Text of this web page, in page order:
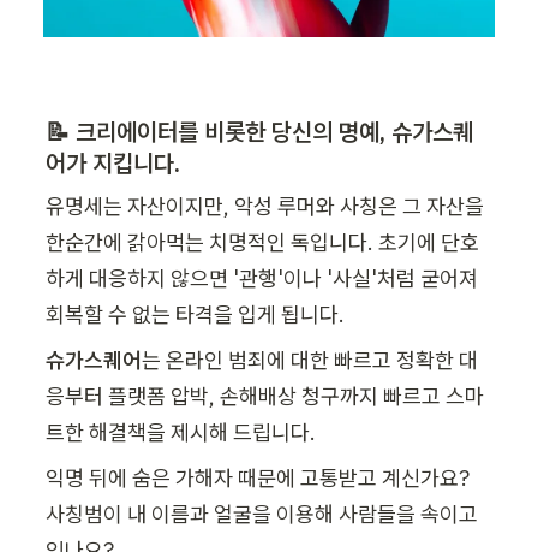
📝 크리에이터를 비롯한 당신의 명예, 슈가스퀘
어가 지킵니다.
유명세는 자산이지만, 악성 루머와 사칭은 그 자산을
한순간에 갉아먹는 치명적인 독입니다. 초기에 단호
하게 대응하지 않으면 '관행'이나 '사실'처럼 굳어져
회복할 수 없는 타격을 입게 됩니다.
슈가스퀘어는 온라인 범죄에 대한 빠르고 정확한 대
응부터 플랫폼 압박, 손해배상 청구까지 빠르고 스마
트한 해결책을 제시해 드립니다.
익명 뒤에 숨은 가해자 때문에 고통받고 계신가요?
사칭범이 내 이름과 얼굴을 이용해 사람들을 속이고